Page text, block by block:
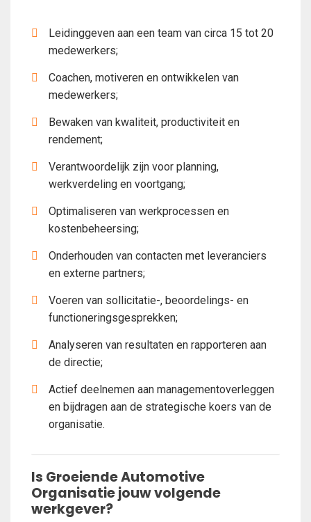
Leidinggeven aan een team van circa 15 tot 20
medewerkers;
Coachen, motiveren en ontwikkelen van
medewerkers;
Bewaken van kwaliteit, productiviteit en
rendement;
Verantwoordelijk zijn voor planning,
werkverdeling en voortgang;
Optimaliseren van werkprocessen en
kostenbeheersing;
Onderhouden van contacten met leveranciers
en externe partners;
Voeren van sollicitatie-, beoordelings- en
functioneringsgesprekken;
Analyseren van resultaten en rapporteren aan
de directie;
Actief deelnemen aan managementoverleggen
en bijdragen aan de strategische koers van de
organisatie.
Is Groeiende Automotive
Organisatie jouw volgende
werkgever?